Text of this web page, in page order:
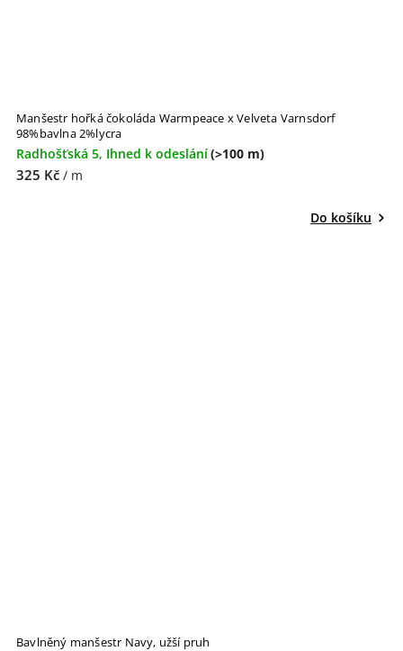
Manšestr hořká čokoláda Warmpeace x Velveta Varnsdorf
98%bavlna 2%lycra
Radhošťská 5, Ihned k odeslání(>100 m)
325 Kč / m
Do košíku
Bavlněný manšestr Navy, užší pruh